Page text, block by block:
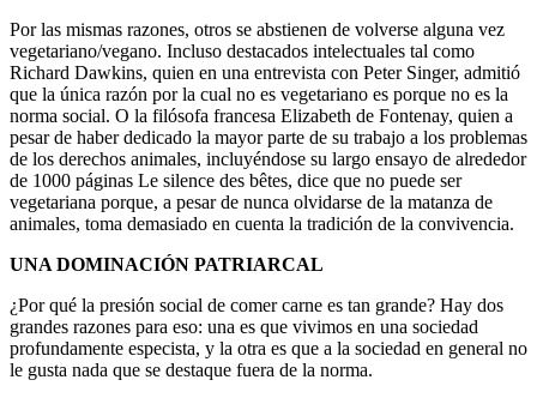
Por las mismas razones, otros se abstienen de volverse alguna vez
vegetariano/vegano. Incluso destacados intelectuales tal como
Richard Dawkins, quien en una entrevista con Peter Singer, admitió
que la única razón por la cual no es vegetariano es porque no es la
norma social. O la filósofa francesa Elizabeth de Fontenay, quien a
pesar de haber dedicado la mayor parte de su trabajo a los problemas
de los derechos animales, incluyéndose su largo ensayo de alrededor
de 1000 páginas Le silence des bêtes, dice que no puede ser
vegetariana porque, a pesar de nunca olvidarse de la matanza de
animales, toma demasiado en cuenta la tradición de la convivencia.
UNA DOMINACIÓN PATRIARCAL
¿Por qué la presión social de comer carne es tan grande? Hay dos
grandes razones para eso: una es que vivimos en una sociedad
profundamente especista, y la otra es que a la sociedad en general no
le gusta nada que se destaque fuera de la norma.